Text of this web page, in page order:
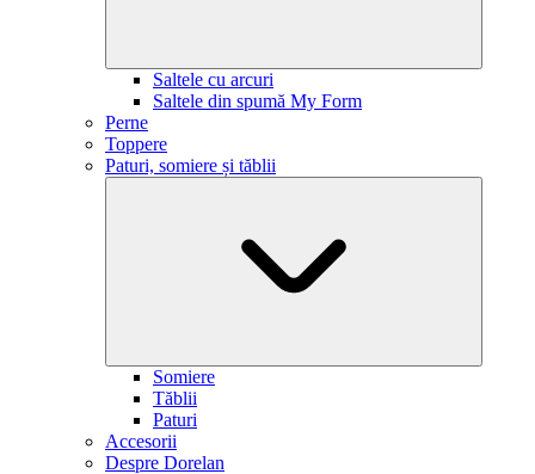
Saltele cu arcuri
Saltele din spumă My Form
Perne
Toppere
Paturi, somiere și tăblii
Somiere
Tăblii
Paturi
Accesorii
Despre Dorelan